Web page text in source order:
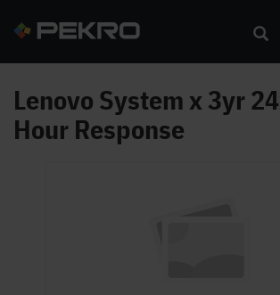
Lenovo System x 3yr
Hour Response